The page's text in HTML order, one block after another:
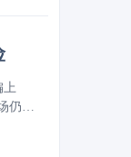
仍计